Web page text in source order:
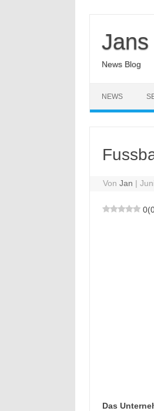
springen
Jans
News Blog
NEWS
VonJan |
0(
Das